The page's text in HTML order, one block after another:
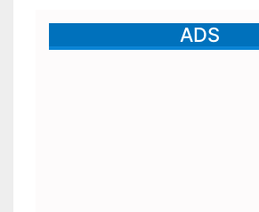
ADS